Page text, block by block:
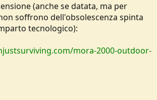
(anche se datata, ma per
soffrono dell'obsolescenza spinta
tecnologico):
mora-2000-outdoor-